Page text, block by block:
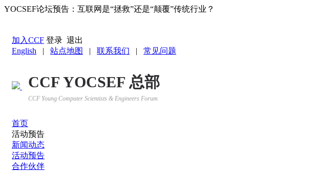
YOCSEF论坛预告：互联网是“拯救”还是“颠覆”传统行业？
加入CCF 登录 退出
English | 站点地图 | 联系我们 | 常见问题
CCF YOCSEF 总部
CCF Young Computer Scientists & Engineers Forum
首页
活动预告
新闻动态
活动预告
合作伙伴